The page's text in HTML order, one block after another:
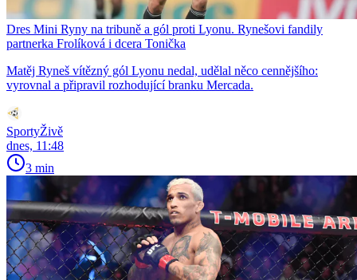
Dres Mini Ryny na tribuně a gól proti Lyonu. Rynešovi fandily
partnerka Frolíková i dcera Tonička
Matěj Ryneš vítězný gól Lyonu nedal, udělal něco cennějšího:
vyrovnal a připravil rozhodující branku Mercada.
SportyŽivě
dnes, 11:48
3 min